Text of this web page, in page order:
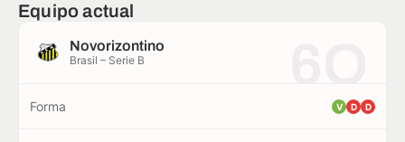
Equipo actual
Novorizontino
Brasil – Serie B
Forma V D D